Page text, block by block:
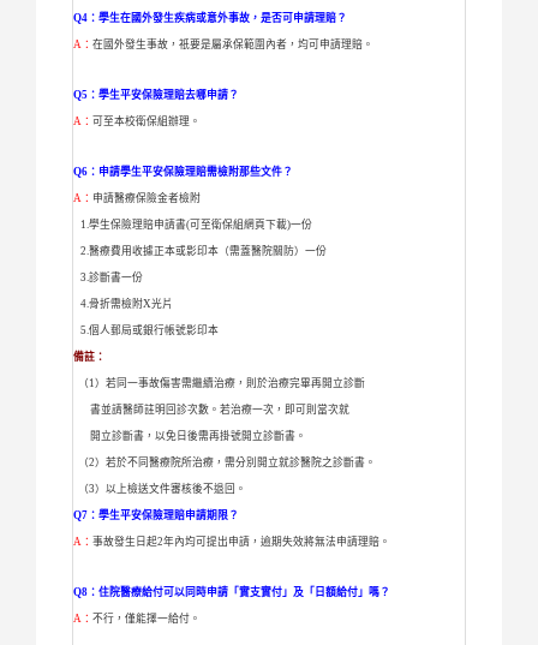
Q4：學生在國外發生疾病或意外事故，是否可申請理賠？
A： 在國外發生事故，祇要是屬承保範圍內者，均可申請理賠。
Q5：學生平安保險理賠去哪申請？
A： 可至本校衛保組辦理。
Q6：申請學生平安保險理賠需檢附那些文件？
A： 申請醫療保險金者檢附
1.學生保險理賠申請書(可至衛保組網頁下載)一份
2.醫療費用收據正本或影印本（需蓋醫院關防）一份
3.診斷書一份
4.骨折需檢附X光片
5.個人郵局或銀行帳號影印本
備註：
（1）若同一事故傷害需繼續治療，則於治療完畢再開立診斷
書並請醫師註明回診次數。若治療一次，即可則當次就
開立診斷書，以免日後需再掛號開立診斷書。
（2）若於不同醫療院所治療，需分別開立就診醫院之診斷書。
（3）以上檢送文件審核後不退回。
Q7：學生平安保險理賠申請期限？
A： 事故發生日起2年內均可提出申請，逾期失效將無法申請理賠。
Q8：住院醫療給付可以同時申請「實支實付」及「日額給付」嗎？
A： 不行，僅能擇一給付。